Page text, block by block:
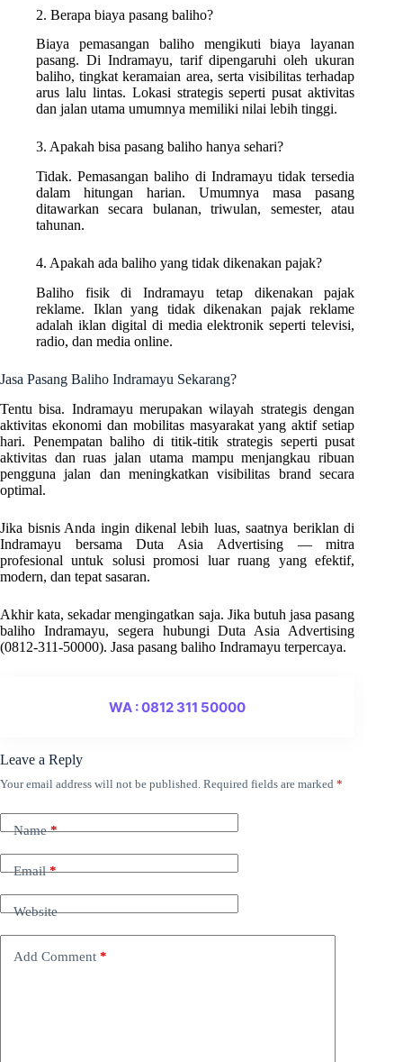
2. Berapa biaya pasang baliho?
Biaya pemasangan baliho mengikuti biaya layanan
pasang. Di Indramayu, tarif dipengaruhi oleh ukuran
baliho, tingkat keramaian area, serta visibilitas terhadap
arus lalu lintas. Lokasi strategis seperti pusat aktivitas
dan jalan utama umumnya memiliki nilai lebih tinggi.
3. Apakah bisa pasang baliho hanya sehari?
Tidak. Pemasangan baliho di Indramayu tidak tersedia
dalam hitungan harian. Umumnya masa pasang
ditawarkan secara bulanan, triwulan, semester, atau
tahunan.
4. Apakah ada baliho yang tidak dikenakan pajak?
Baliho fisik di Indramayu tetap dikenakan pajak
reklame. Iklan yang tidak dikenakan pajak reklame
adalah iklan digital di media elektronik seperti televisi,
radio, dan media online.
Jasa Pasang Baliho Indramayu Sekarang?
Tentu bisa. Indramayu merupakan wilayah strategis dengan
aktivitas ekonomi dan mobilitas masyarakat yang aktif setiap
hari. Penempatan baliho di titik-titik strategis seperti pusat
aktivitas dan ruas jalan utama mampu menjangkau ribuan
pengguna jalan dan meningkatkan visibilitas brand secara
optimal.
Jika bisnis Anda ingin dikenal lebih luas, saatnya beriklan di
Indramayu bersama Duta Asia Advertising — mitra
profesional untuk solusi promosi luar ruang yang efektif,
modern, dan tepat sasaran.
Akhir kata, sekadar mengingatkan saja. Jika butuh jasa pasang
baliho Indramayu, segera hubungi Duta Asia Advertising
(0812-311-50000). Jasa pasang baliho Indramayu terpercaya.
WA : 0812 311 50000
Leave a Reply
Your email address will not be published. Required fields are marked *
Name*
Email*
Website
Add Comment *